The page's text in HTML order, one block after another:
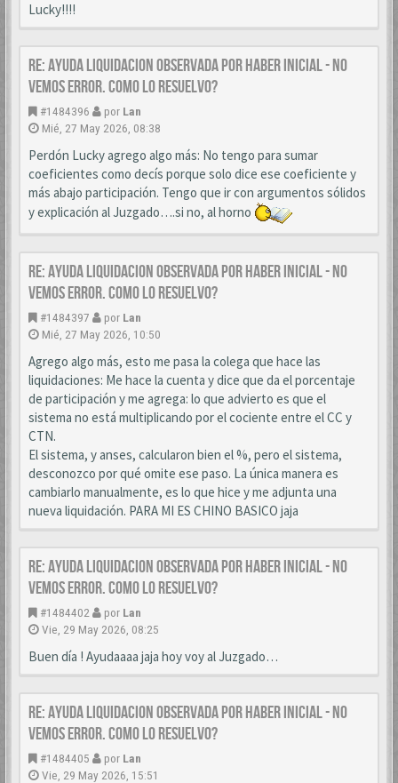
Lucky!!!!
Re: AYUDA LIQUIDACION OBSERVADA POR HABER INICIAL - NO
VEMOS ERROR. COMO LO RESUELVO?
#1484396 por Lan
Mié, 27 May 2026, 08:38
Perdón Lucky agrego algo más: No tengo para sumar
coeficientes como decís porque solo dice ese coeficiente y
más abajo participación. Tengo que ir con argumentos sólidos
y explicación al Juzgado….si no, al horno
Re: AYUDA LIQUIDACION OBSERVADA POR HABER INICIAL - NO
VEMOS ERROR. COMO LO RESUELVO?
#1484397 por Lan
Mié, 27 May 2026, 10:50
Agrego algo más, esto me pasa la colega que hace las
liquidaciones: Me hace la cuenta y dice que da el porcentaje
de participación y me agrega: lo que advierto es que el
sistema no está multiplicando por el cociente entre el CC y
CTN.
El sistema, y anses, calcularon bien el %, pero el sistema,
desconozco por qué omite ese paso. La única manera es
cambiarlo manualmente, es lo que hice y me adjunta una
nueva liquidación. PARA MI ES CHINO BASICO jaja
Re: AYUDA LIQUIDACION OBSERVADA POR HABER INICIAL - NO
VEMOS ERROR. COMO LO RESUELVO?
#1484402 por Lan
Vie, 29 May 2026, 08:25
Buen día ! Ayudaaaa jaja hoy voy al Juzgado…
Re: AYUDA LIQUIDACION OBSERVADA POR HABER INICIAL - NO
VEMOS ERROR. COMO LO RESUELVO?
#1484405 por Lan
Vie, 29 May 2026, 15:51